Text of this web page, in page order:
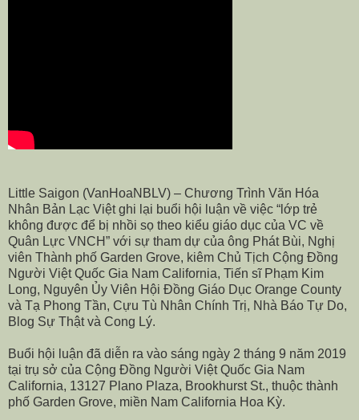
Little Saigon (VanHoaNBLV) – Chương Trình Văn Hóa
Nhân Bản Lạc Việt ghi lại buổi hội luận về việc “lớp trẻ
không được để bị nhồi sọ theo kiểu giáo dục của VC về
Quân Lực VNCH” với sự tham dự của ông Phát Bùi, Nghị
viên Thành phố Garden Grove, kiêm Chủ Tịch Cộng Đồng
Người Việt Quốc Gia Nam California, Tiến sĩ Phạm Kim
Long, Nguyên Ủy Viên Hội Đồng Giáo Dục Orange County
và Tạ Phong Tần, Cựu Tù Nhân Chính Trị, Nhà Báo Tự Do,
Blog Sự Thật và Cong Lý.
Buổi hội luận đã diễn ra vào sáng ngày 2 tháng 9 năm 2019
tại trụ sở của Cộng Đồng Người Việt Quốc Gia Nam
California, 13127 Plano Plaza, Brookhurst St., thuộc thành
phố Garden Grove, miền Nam California Hoa Kỳ.